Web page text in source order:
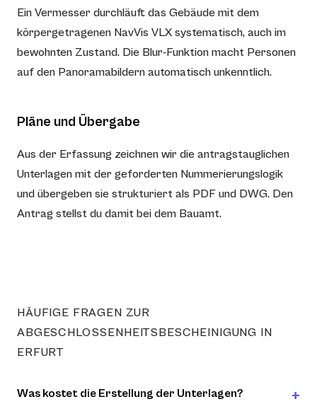
Ein Vermesser durchläuft das Gebäude mit dem
körpergetragenen NavVis VLX systematisch, auch im
bewohnten Zustand. Die Blur-Funktion macht Personen
auf den Panoramabildern automatisch unkenntlich.
Pläne und Übergabe
Aus der Erfassung zeichnen wir die antragstauglichen
Unterlagen mit der geforderten Nummerierungslogik
und übergeben sie strukturiert als PDF und DWG. Den
Antrag stellst du damit bei dem Bauamt.
HÄUFIGE FRAGEN ZUR
ABGESCHLOSSENHEITSBESCHEINIGUNG IN
ERFURT
Was kostet die Erstellung der Unterlagen?